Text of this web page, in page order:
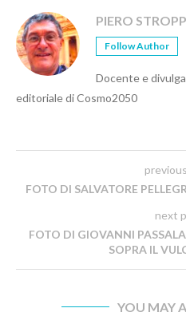
PIERO
Follow Author
Docente e
editoriale di Cosmo2050
FOTO DI SALVATORE
next
FOTO DI GIOVANNI
SOPRA IL
YOU MAY